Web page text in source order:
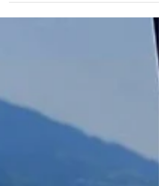
えが何名かいました。一人で2.4 キロ 2.3
ロ 1.1キロ 釣れた方もいました。